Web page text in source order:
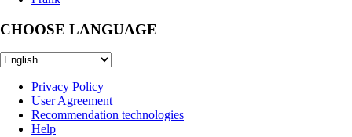
CHOOSE LANGUAGE
Privacy Policy
User Agreement
Recommendation technologies
Help